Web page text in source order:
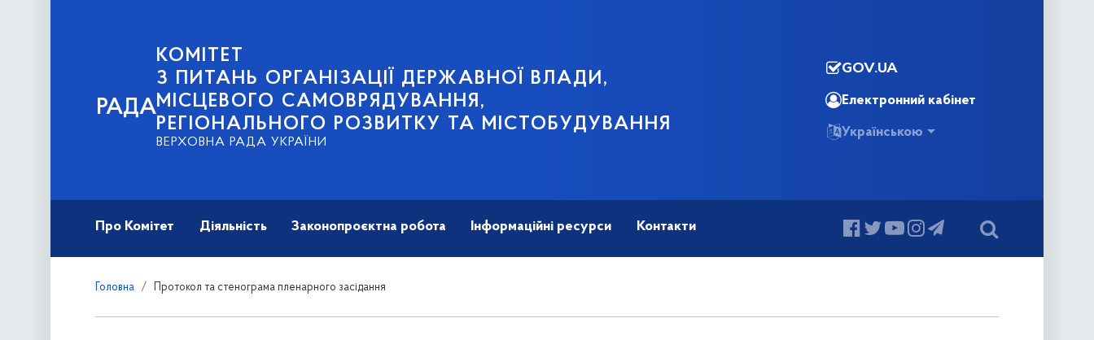
РАДА
КОМІТЕТ
З ПИТАНЬ ОРГАНІЗАЦІЇ ДЕРЖАВНОЇ ВЛАДИ,
МІСЦЕВОГО САМОВРЯДУВАННЯ,
РЕГІОНАЛЬНОГО РОЗВИТКУ ТА МІСТОБУДУВАННЯ
ВЕРХОВНА РАДА УКРАЇНИ
GOV.UA
Електронний кабінет
Українською
Про Комітет Діяльність Законопроєктна робота Інформаційні ресурси Контакти
Головна Протокол та стенограма пленарного засідання